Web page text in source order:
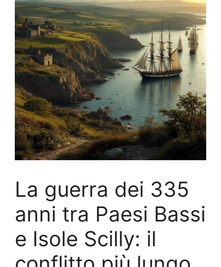
La guerra dei 335
anni tra Paesi Bassi
e Isole Scilly: il